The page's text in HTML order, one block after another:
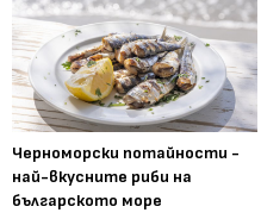
Черноморски потайности -
най-вкусните риби на
българското море